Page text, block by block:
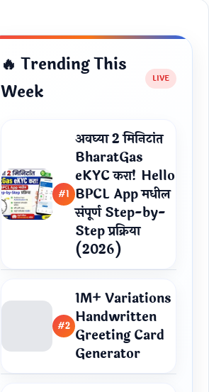
🔥 Trending This
Week
#1
अवघ्या 2 मिनिटांत
BharatGas
eKYC करा! Hello
BPCL App मधील
संपूर्ण Step-by-
Step प्रक्रिया
(2026)
#2
1M+ Variations
Handwritten
Greeting Card
Generator